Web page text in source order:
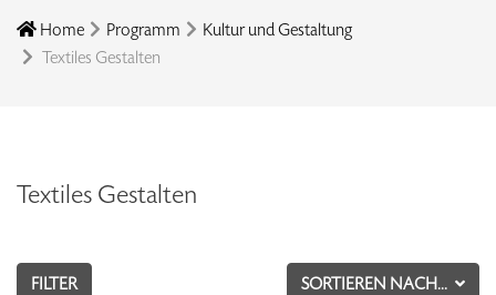
Home Programm
Kultur und Gestaltung
Textiles Gestalten
Textiles Gestalten
SORTIEREN NACH...
FILTER